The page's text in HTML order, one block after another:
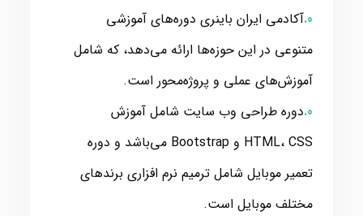
آکادمی ایران باینری دوره‌های آموزشی
متنوعی در این حوزه‌ها ارائه می‌دهد، که شامل
آموزش‌های عملی و پروژه‌محور است.
دوره طراحی وب سایت شامل آموزش
HTML، CSS و Bootstrap می‌باشد و دوره
تعمیر موبایل شامل ترمیم نرم افزاری برندهای
مختلف موبایل است.